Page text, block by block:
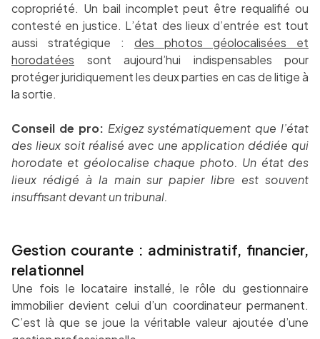
copropriété. Un bail incomplet peut être requalifié ou
contesté en justice. L’état des lieux d’entrée est tout
aussi stratégique : des photos géolocalisées et
horodatées sont aujourd’hui indispensables pour
protéger juridiquement les deux parties en cas de litige à
la sortie.
Conseil de pro: Exigez systématiquement que l’état
des lieux soit réalisé avec une application dédiée qui
horodate et géolocalise chaque photo. Un état des
lieux rédigé à la main sur papier libre est souvent
insuffisant devant un tribunal.
Gestion courante : administratif, financier,
relationnel
Une fois le locataire installé, le rôle du gestionnaire
immobilier devient celui d’un coordinateur permanent.
C’est là que se joue la véritable valeur ajoutée d’une